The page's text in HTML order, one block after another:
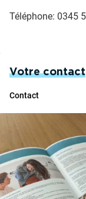
Téléphone: 0345
Votre contact
Contact